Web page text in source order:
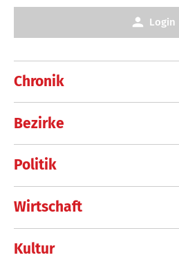
Chronik
Bezirke
Politik
Wirtschaft
Kultur
Login